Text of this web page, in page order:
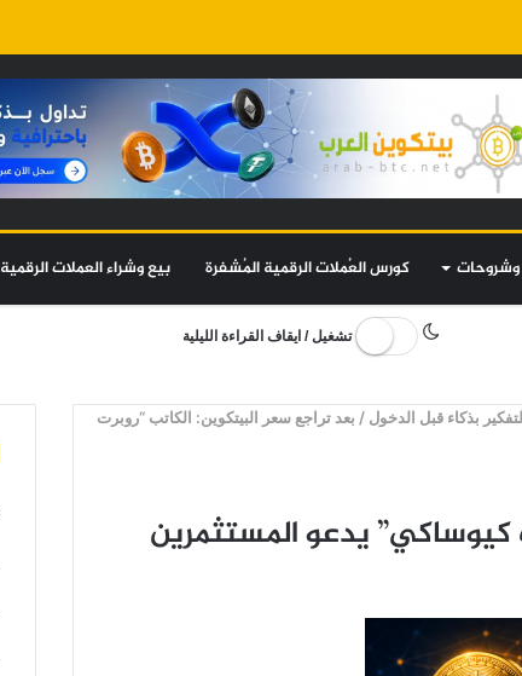
وشروحات كورس العُملات الرقمية المُشفرة بيع وشراء العملات الرقمية
تشغيل / ايقاف القراءة الليلية
بذكاء قبل الدخول / بعد تراجع سعر البيتكوين: الكاتب “روبرت
كيوساكي” يدعو المستثمرين